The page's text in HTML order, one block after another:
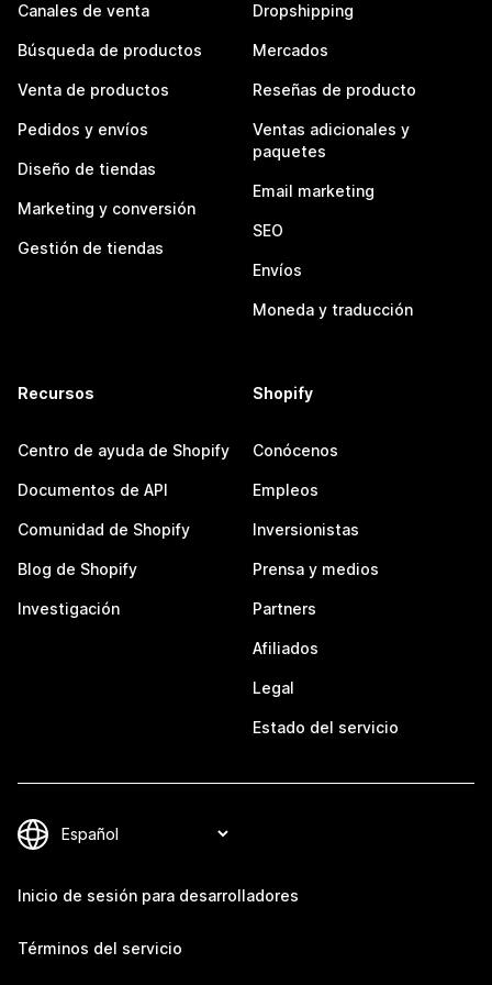
Canales de venta
Búsqueda de productos
Venta de productos
Pedidos y envíos
Diseño de tiendas
Marketing y conversión
Gestión de tiendas
Dropshipping
Mercados
Reseñas de producto
Ventas adicionales y
paquetes
Email marketing
SEO
Envíos
Moneda y traducción
Recursos
Centro de ayuda de Shopify
Documentos de API
Comunidad de Shopify
Blog de Shopify
Investigación
Shopify
Conócenos
Empleos
Inversionistas
Prensa y medios
Partners
Afiliados
Legal
Estado del servicio
Inicio de sesión para desarrolladores
Términos del servicio